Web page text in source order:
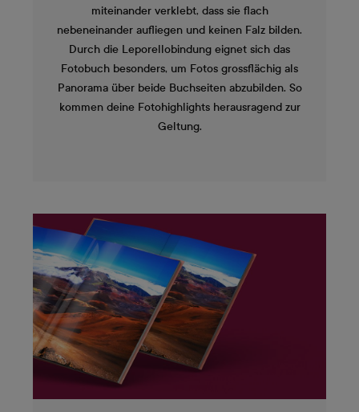
miteinander verklebt, dass sie flach
nebeneinander aufliegen und keinen Falz bilden.
Durch die Leporellobindung eignet sich das
Fotobuch besonders, um Fotos grossflächig als
Panorama über beide Buchseiten abzubilden. So
kommen deine Fotohighlights herausragend zur
Geltung.